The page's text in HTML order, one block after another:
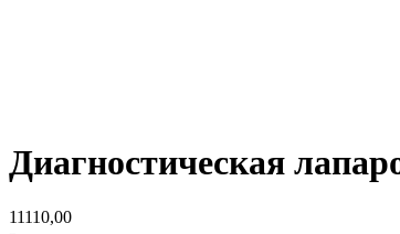
Диагностическая
11110,00